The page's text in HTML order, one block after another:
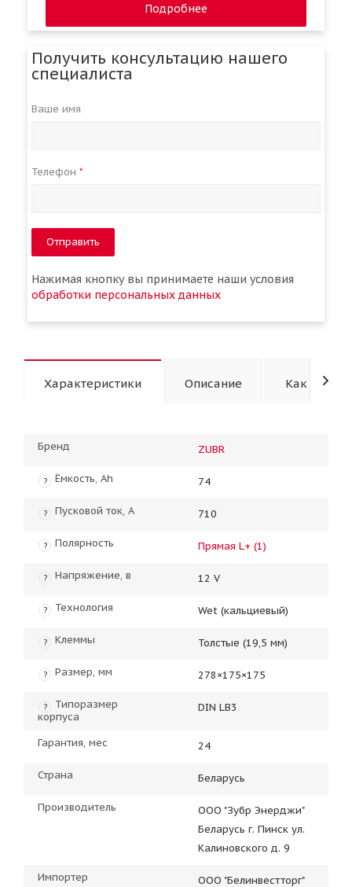
Подробнее
Получить консультацию нашего
специалиста
Ваше имя
Телефон *
Отправить
Нажимая кнопку вы принимаете наши условия
обработки персональных данных
Характеристики Описание Как купить
Бренд ZUBR
? Ёмкость, Ah 74
? Пусковой ток, А 710
? Полярность Прямая L+ (1)
? Напряжение, в 12 V
? Технология Wet (кальциевый)
? Клеммы Толстые (19,5 мм)
? Размер, мм 278×175×175
?
Типоразмер
корпуса
DIN LB3
Гарантия, мес 24
Страна Беларусь
Производитель
ООО "Зубр Энерджи"
Беларусь г. Пинск ул.
Калиновского д. 9
Импортер ООО "Белинвестторг"